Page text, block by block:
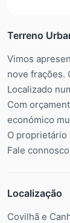
Terreno
Vimos
nove frações.
Localizado
Com
económico
O proprietário
Fale
Localização
Covilhã e